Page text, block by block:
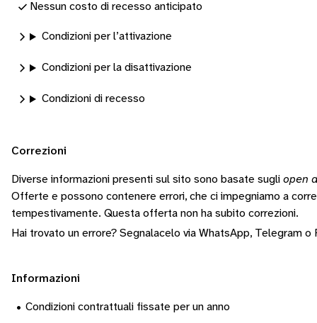
Nessun costo di recesso anticipato
Condizioni per l’attivazione
Condizioni per la disattivazione
Condizioni di recesso
Correzioni
Diverse informazioni presenti sul sito sono basate sugli open
Offerte e possono contenere errori, che ci impegniamo a
tempestivamente. Questa offerta non ha subito correzioni.
Hai trovato un errore? Segnalacelo via WhatsApp, Telegram o
Informazioni
• Condizioni contrattuali fissate per un anno